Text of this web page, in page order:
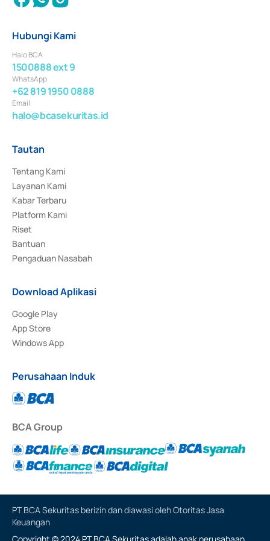
Hubungi Kami
Halo BCA
1500888 ext 9
WhatsApp
+62 819 1950 0888
Email
halo@bcasekuritas.id
Tautan
Tentang Kami
Layanan Kami
Kabar Terbaru
Platform Kami
Riset
Bantuan
Pengaduan Nasabah
Download Aplikasi
Google Play
App Store
Windows App
Perusahaan Induk
BCA Group
PT BCA Sekuritas berizin dan diawasi oleh Otoritas Jasa
Keuangan